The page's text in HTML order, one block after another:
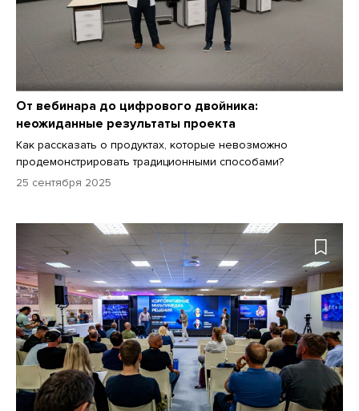
От вебинара до цифрового двойника:
неожиданные результаты проекта
Как рассказать о продуктах, которые невозможно
продемонстрировать традиционными способами?
25 сентября 2025